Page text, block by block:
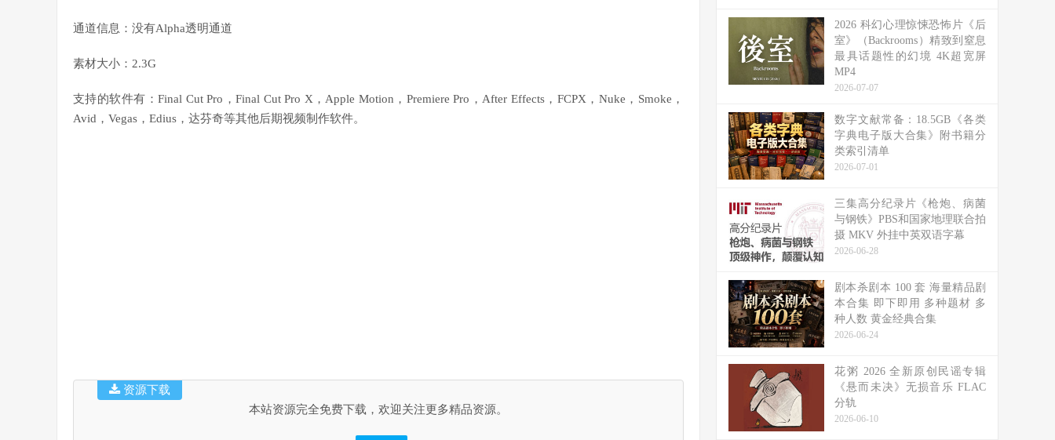
通道信息：没有Alpha透明通道
素材大小：2.3G
支持的软件有：Final Cut Pro，Final Cut Pro X，Apple Motion，Premiere Pro，After Effects，FCPX，Nuke，Smoke，
Avid，Vegas，Edius，达芬奇等其他后期视频制作软件。
本站资源完全免费下载，欢迎关注更多精品资源。
资源下载
2026 科幻心理惊悚恐怖片《后
室》（Backrooms）精致到窒息
最具话题性的幻境 4K超宽屏
MP4
2026-07-07
数字文献常备：18.5GB《各类
字典电子版大合集》附书籍分
类索引清单
2026-07-01
三集高分纪录片《枪炮、病菌
与钢铁》PBS和国家地理联合拍
摄 MKV 外挂中英双语字幕
2026-06-28
剧本杀剧本 100 套 海量精品剧
本合集 即下即用 多种题材 多
种人数 黄金经典合集
2026-06-24
花粥 2026 全新原创民谣专辑
《悬而未决》无损音乐 FLAC
分轨
2026-06-10